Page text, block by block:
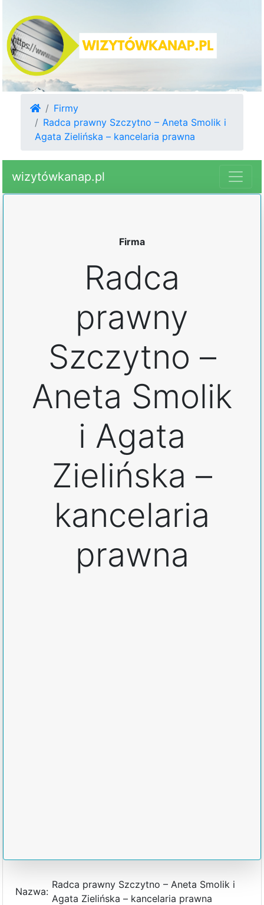
Firmy
Radca prawny Szczytno – Aneta Smolik i
Agata Zielińska – kancelaria prawna
wizytówkanap.pl
Firma
Radca
prawny
Szczytno –
Aneta Smolik
i Agata
Zielińska –
kancelaria
prawna
Nazwa:
Radca prawny Szczytno – Aneta Smolik i
Agata Zielińska – kancelaria prawna